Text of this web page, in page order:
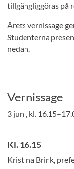
tillgängliggöras på
Årets vernissage
Studenterna
nedan.
Vernissage
3 juni, kl.
Kl. 16.15
Kristina Brink,